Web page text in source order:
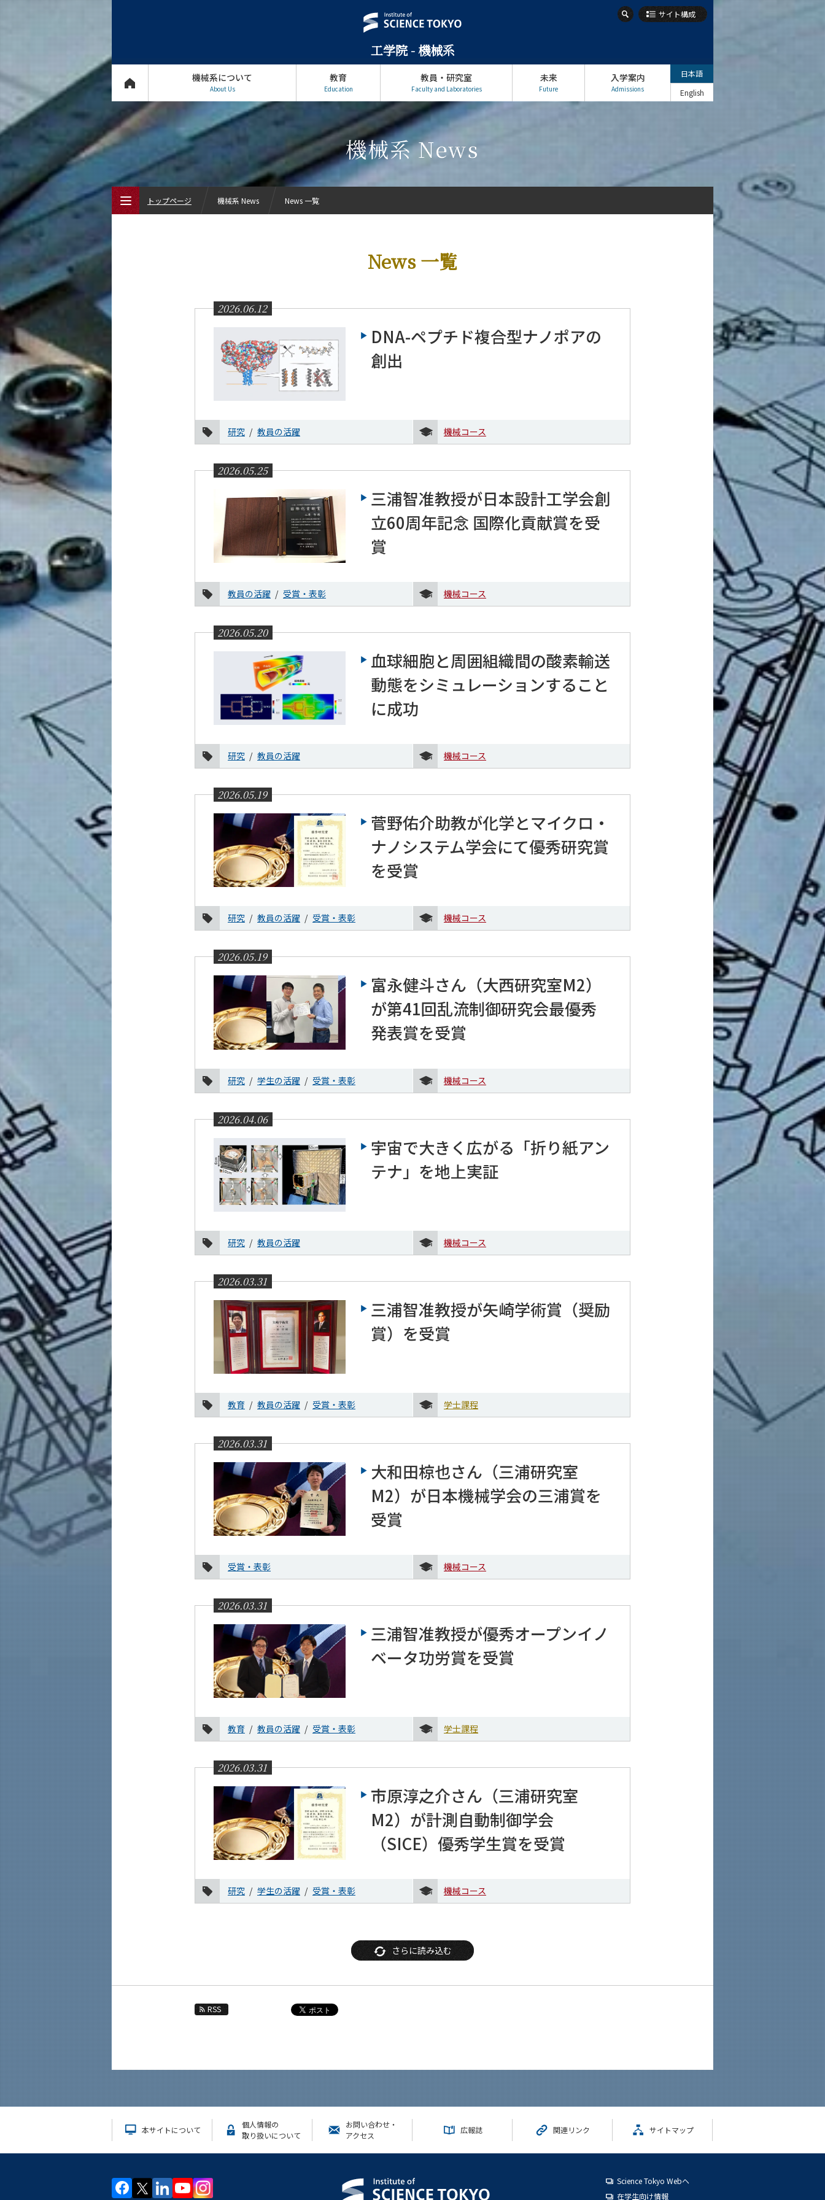
工学院 - 機械系
サイト構成
機械系について
About Us
教育
Education
教員・研究室
Faculty and Laboratories
未来
Future
入学案内
Admissions
日本語
English
機械系 News
News 一覧
2026.06.12
DNA-ペプチド複合型ナノポアの
創出
研究 教員の活躍 機械コース
2026.05.25
三浦智准教授が日本設計工学会創
立60周年記念 国際化貢献賞を受
賞
教員の活躍 受賞・表彰 機械コース
2026.05.20
血球細胞と周囲組織間の酸素輸送
動態をシミュレーションすること
に成功
研究 教員の活躍 機械コース
2026.05.19
菅野佑介助教が化学とマイクロ・
ナノシステム学会にて優秀研究賞
を受賞
研究 教員の活躍 受賞・表彰 機械コース
2026.05.19
富永健斗さん（大西研究室M2）
が第41回乱流制御研究会最優秀
発表賞を受賞
研究 学生の活躍 受賞・表彰 機械コース
2026.04.06
宇宙で大きく広がる「折り紙アン
テナ」を地上実証
研究 教員の活躍 機械コース
2026.03.31
三浦智准教授が矢崎学術賞（奨励
賞）を受賞
教育 教員の活躍 受賞・表彰 学士課程
2026.03.31
大和田椋也さん（三浦研究室
M2）が日本機械学会の三浦賞を
受賞
受賞・表彰 機械コース
2026.03.31
三浦智准教授が優秀オープンイノ
ベータ功労賞を受賞
教育 教員の活躍 受賞・表彰 学士課程
2026.03.31
市原淳之介さん（三浦研究室
M2）が計測自動制御学会
（SICE）優秀学生賞を受賞
研究 学生の活躍 受賞・表彰 機械コース
さらに読み込む
RSS
本サイトについて
個人情報の
取り扱いについて
お問い合わせ・
アクセス
広報誌 関連リンク サイトマップ
Science Tokyo Webヘ
在学生向け情報
トップページ 機械系 News News 一覧